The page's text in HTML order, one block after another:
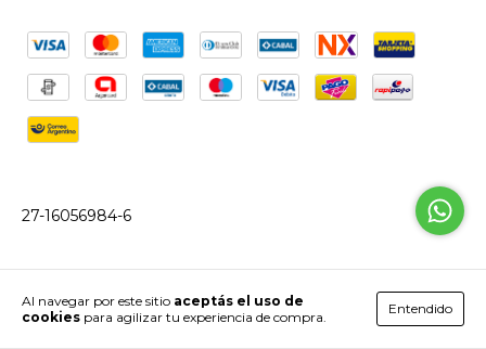
Al navegar por este sitio aceptás el uso de
cookies para agilizar tu experiencia de compra.
Entendido
27-16056984-6
Copyright FRESKA Urbana Mayorista - 2026. Todos los derechos
reservados.